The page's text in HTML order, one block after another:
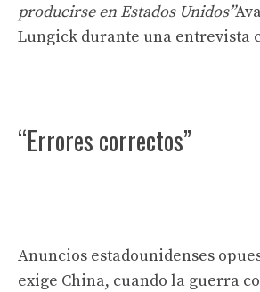
producirse en Estados Unidos”
Lungick durante una entrevista
“Errores correctos”
Anuncios estadounidenses
exige China, cuando la guerra